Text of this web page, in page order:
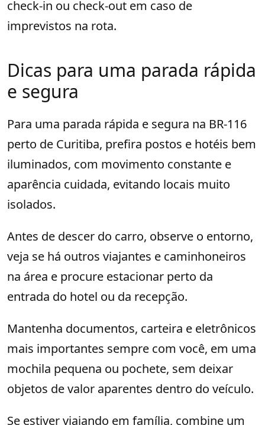
check-in ou check-out em caso de
imprevistos na rota.
Dicas para uma parada rápida
e segura
Para uma parada rápida e segura na BR-116
perto de Curitiba, prefira postos e hotéis bem
iluminados, com movimento constante e
aparência cuidada, evitando locais muito
isolados.
Antes de descer do carro, observe o entorno,
veja se há outros viajantes e caminhoneiros
na área e procure estacionar perto da
entrada do hotel ou da recepção.
Mantenha documentos, carteira e eletrônicos
mais importantes sempre com você, em uma
mochila pequena ou pochete, sem deixar
objetos de valor aparentes dentro do veículo.
Se estiver viajando em família, combine um